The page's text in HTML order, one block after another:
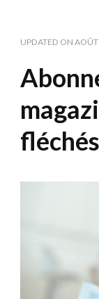
UPDATED ON